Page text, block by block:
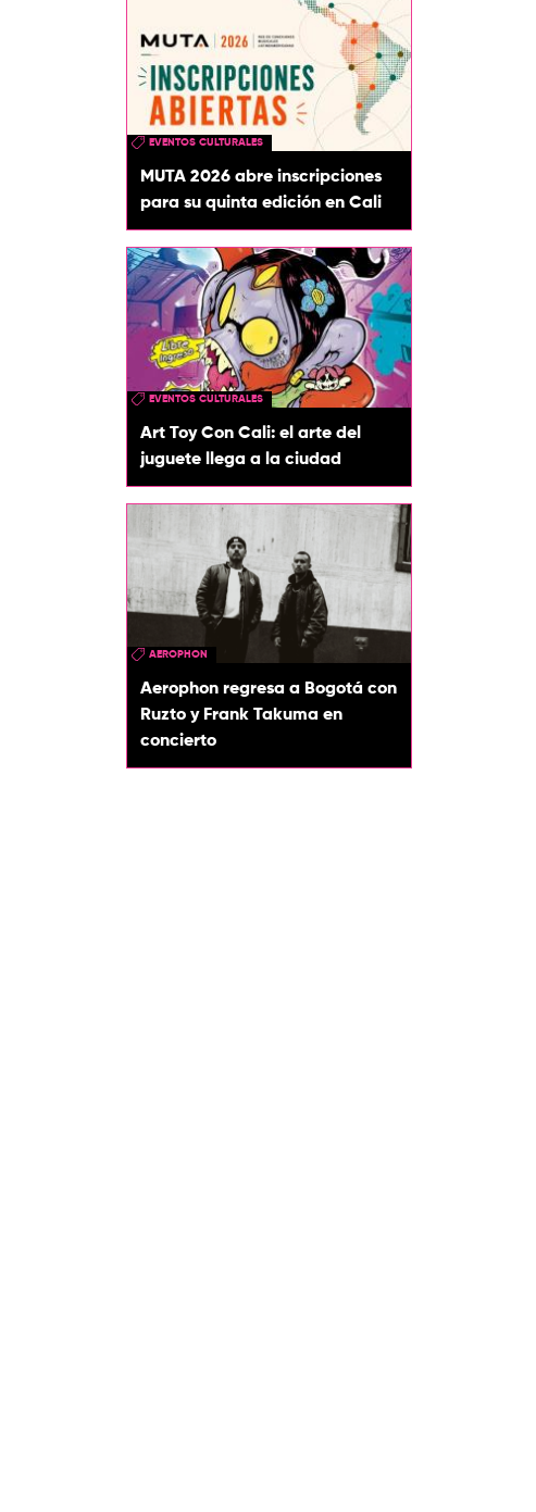
EVENTOS CULTURALES
MUTA 2026 abre inscripciones
para su quinta edición en Cali
EVENTOS CULTURALES
Art Toy Con Cali: el arte del
juguete llega a la ciudad
AEROPHON
Aerophon regresa a Bogotá con
Ruzto y Frank Takuma en
concierto